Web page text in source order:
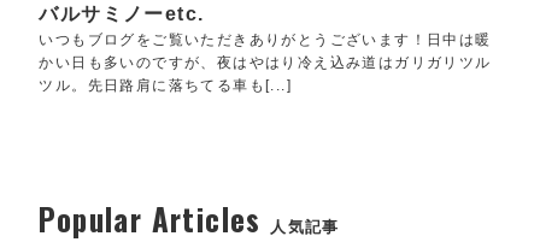
バルサミノーetc.
いつもブログをご覧いただきありがとうございます！日中は暖
かい日も多いのですが、夜はやはり冷え込み道はガリガリツル
ツル。先日路肩に落ちてる車も[...]
Popular Articles 人気記事